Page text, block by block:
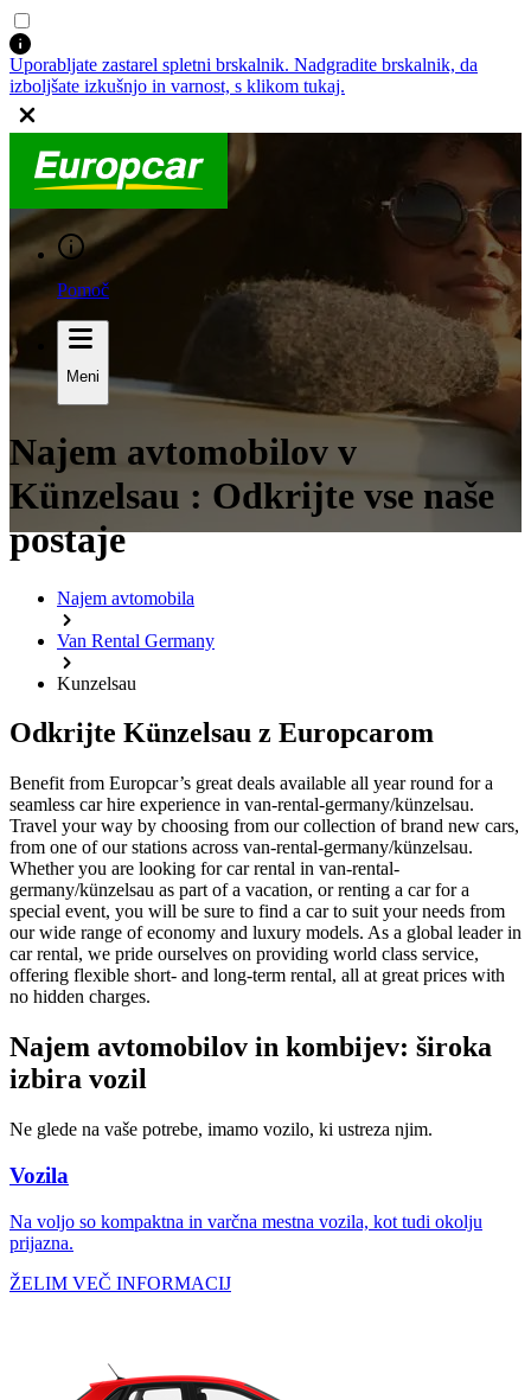
Uporabljate zastarel spletni brskalnik. Nadgradite brskalnik, da
izboljšate izkušnjo in varnost, s klikom tukaj.
Pomoč
Meni
Najem avtomobilov v
Künzelsau : Odkrijte vse naše
postaje
Najem avtomobila
Van Rental Germany
Kunzelsau
Odkrijte Künzelsau z Europcarom
Benefit from Europcar’s great deals available all year round for a
seamless car hire experience in van-rental-germany/künzelsau.
Travel your way by choosing from our collection of brand new cars,
from one of our stations across van-rental-germany/künzelsau.
Whether you are looking for car rental in van-rental-
germany/künzelsau as part of a vacation, or renting a car for a
special event, you will be sure to find a car to suit your needs from
our wide range of economy and luxury models. As a global leader in
car rental, we pride ourselves on providing world class service,
offering flexible short- and long-term rental, all at great prices with
no hidden charges.
Najem avtomobilov in kombijev: široka
izbira vozil
Ne glede na vaše potrebe, imamo vozilo, ki ustreza njim.
Vozila
Na voljo so kompaktna in varčna mestna vozila, kot tudi okolju
prijazna.
ŽELIM VEČ INFORMACIJ